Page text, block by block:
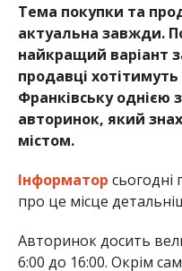
Тема покупки та
актуальна завжди.
найкращий варіант
продавці
Франківську однією
авторинок, який
містом.
Інформатор сьогодні
про це місце
Авторинок досить
6:00 до 16:00. Окрім